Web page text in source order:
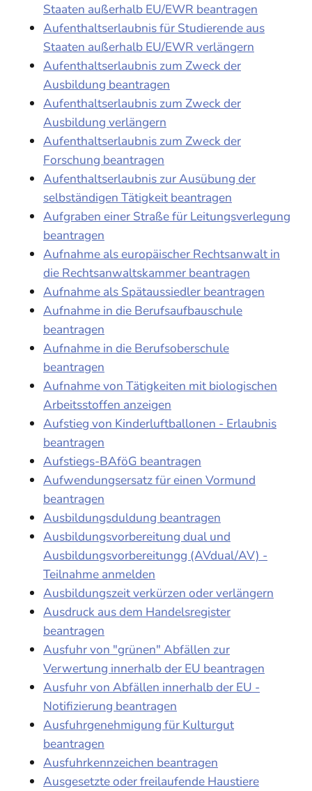
Staaten außerhalb EU/EWR beantragen
Aufenthaltserlaubnis für Studierende aus
Staaten außerhalb EU/EWR verlängern
Aufenthaltserlaubnis zum Zweck der
Ausbildung beantragen
Aufenthaltserlaubnis zum Zweck der
Ausbildung verlängern
Aufenthaltserlaubnis zum Zweck der
Forschung beantragen
Aufenthaltserlaubnis zur Ausübung der
selbständigen Tätigkeit beantragen
Aufgraben einer Straße für Leitungsverlegung
beantragen
Aufnahme als europäischer Rechtsanwalt in
die Rechtsanwaltskammer beantragen
Aufnahme als Spätaussiedler beantragen
Aufnahme in die Berufsaufbauschule
beantragen
Aufnahme in die Berufsoberschule
beantragen
Aufnahme von Tätigkeiten mit biologischen
Arbeitsstoffen anzeigen
Aufstieg von Kinderluftballonen - Erlaubnis
beantragen
Aufstiegs-BAföG beantragen
Aufwendungsersatz für einen Vormund
beantragen
Ausbildungsduldung beantragen
Ausbildungsvorbereitung dual und
Ausbildungsvorbereitungg (AVdual/AV) -
Teilnahme anmelden
Ausbildungszeit verkürzen oder verlängern
Ausdruck aus dem Handelsregister
beantragen
Ausfuhr von "grünen" Abfällen zur
Verwertung innerhalb der EU beantragen
Ausfuhr von Abfällen innerhalb der EU -
Notifizierung beantragen
Ausfuhrgenehmigung für Kulturgut
beantragen
Ausfuhrkennzeichen beantragen
Ausgesetzte oder freilaufende Haustiere